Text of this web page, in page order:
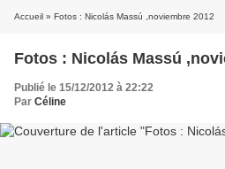
Accueil » Fotos : Nicolás Massú ,noviembre 2012
Fotos : Nicolás Massú
Publié le 15/12/2012 à 22:22
Par Céline